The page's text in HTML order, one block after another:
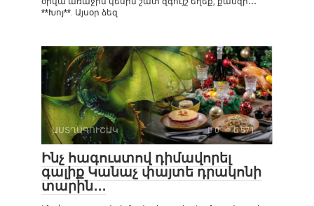
**Խոյ**. Այսօր ձեզ
ԱՍՏՂԱԳՈՒՇԱԿ 0 571
Ինչ հագուստով դիմավորել
գալիք Կանաչ փայտե դրակոնի
տարին․․․